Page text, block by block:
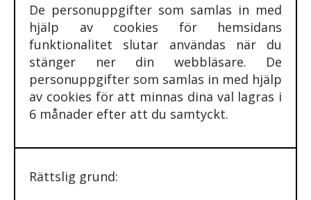
De personuppgifter som samlas in med
hjälp av cookies för hemsidans
funktionalitet slutar användas när du
stänger ner din webbläsare. De
personuppgifter som samlas in med hjälp
av cookies för att minnas dina val lagras i
6 månader efter att du samtyckt.
Rättslig grund: